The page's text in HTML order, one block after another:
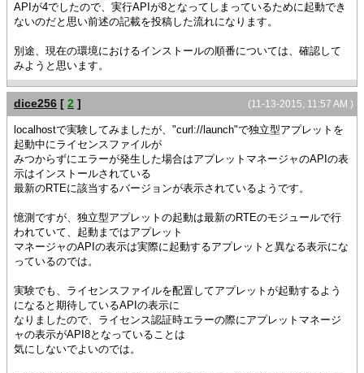
APIが4でしたので、実行APIが8となってしまっているために起動でき
ないのだと思い前述の記載を投稿した流れになります。
別途、現在の環境におけるインストールの順番については、確認して
みようと思います。
(11-13-2015, 11:57 AM )
dice256 [ 2 ]
localhostで実験してみましたが、"curl://launch"で独立型アプレットを
起動中にライセンスファイルが
みつからずにエラーが発生した場合はアプレットマネージャのAPIの表
示はインストールされている
最新のRTEに該当するバージョンが表示されているようです。
憶測ですが、独立型アプレットの起動は最新のRTEのモジュールで行
われていて、起動まではアプレット
マネージャのAPIの表示は実際に起動するアプレットと異なる表示にな
っているのでは。
実験でも、ライセンスファイルを配置してアプレットが起動するよう
になると期待しているAPIの表示に
なりましたので、ライセンス認証時エラーの際にアプレットマネージ
ャの表示がAPI8となっていることは
気にしないでよいのでは。